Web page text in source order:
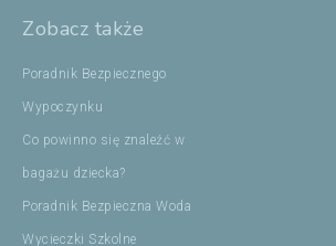
Zobacz także
Poradnik Bezpiecznego
Wypoczynku
Co powinno się znaleźć w
bagażu dziecka?
Poradnik Bezpieczna Woda
Wycieczki Szkolne